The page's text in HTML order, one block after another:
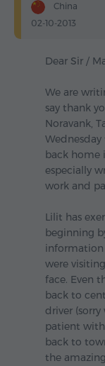
China
02-10-2013
Dear Sir /
We are
say thank
Noravank,
back home
especially
work and
Lilit has
beginning
information
were
face. Even
back to
driver
patient with
back to
the